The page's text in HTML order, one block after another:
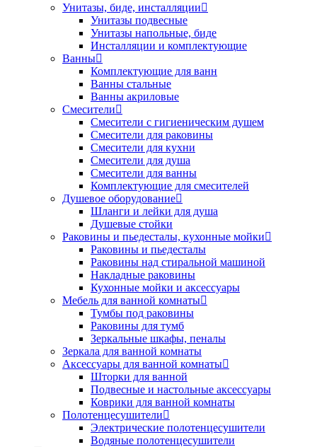
Унитазы, биде, инсталляции
Унитазы подвесные
Унитазы напольные, биде
Инсталляции и комплектующие
Ванны
Комплектующие для ванн
Ванны стальные
Ванны акриловые
Смесители
Смесители с гигиеническим душем
Смесители для раковины
Смесители для кухни
Смесители для душа
Смесители для ванны
Комплектующие для смесителей
Душевое оборудование
Шланги и лейки для душа
Душевые стойки
Раковины и пьедесталы, кухонные мойки
Раковины и пьедесталы
Раковины над стиральной машиной
Накладные раковины
Кухонные мойки и аксессуары
Мебель для ванной комнаты
Тумбы под раковины
Раковины для тумб
Зеркальные шкафы, пеналы
Зеркала для ванной комнаты
Аксессуары для ванной комнаты
Шторки для ванной
Подвесные и настольные аксессуары
Коврики для ванной комнаты
Полотенцесушители
Электрические полотенцесушители
Водяные полотенцесушители